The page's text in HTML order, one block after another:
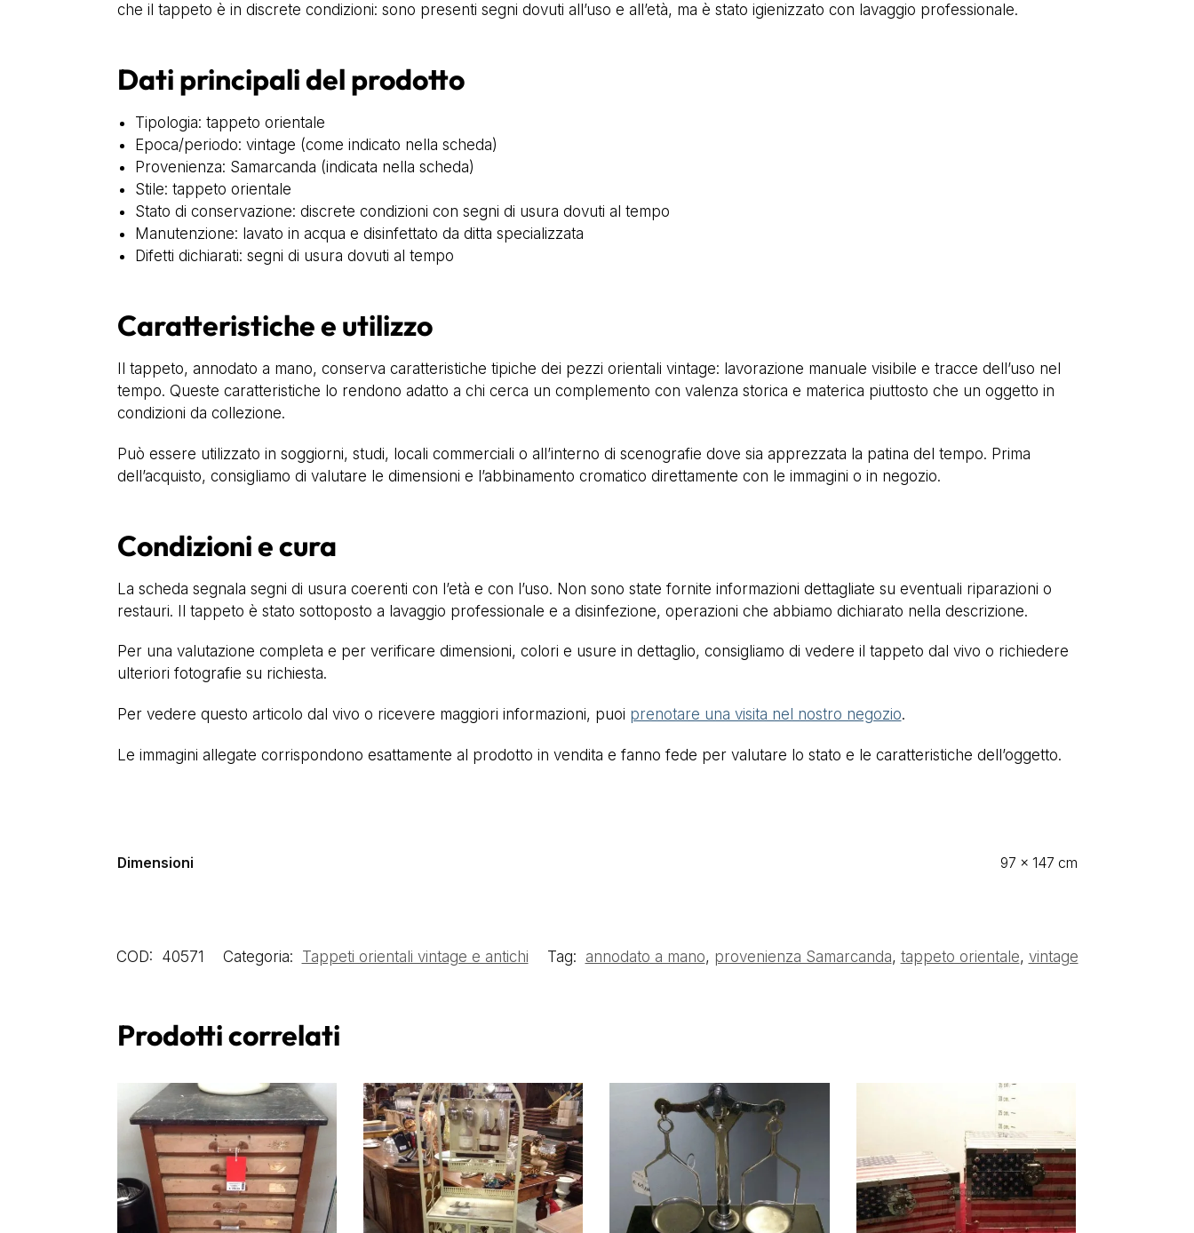
che il tappeto è in discrete condizioni: sono presenti segni dovuti all’uso e all’età, ma è stato igienizzato con lavaggio professionale.
Dati principali del prodotto
Tipologia: tappeto orientale
Epoca/periodo: vintage (come indicato nella scheda)
Provenienza: Samarcanda (indicata nella scheda)
Stile: tappeto orientale
Stato di conservazione: discrete condizioni con segni di usura dovuti al tempo
Manutenzione: lavato in acqua e disinfettato da ditta specializzata
Difetti dichiarati: segni di usura dovuti al tempo
Caratteristiche e utilizzo
Il tappeto, annodato a mano, conserva caratteristiche tipiche dei pezzi orientali vintage: lavorazione manuale visibile e tracce dell’uso nel
tempo. Queste caratteristiche lo rendono adatto a chi cerca un complemento con valenza storica e materica piuttosto che un oggetto in
condizioni da collezione.
Può essere utilizzato in soggiorni, studi, locali commerciali o all’interno di scenografie dove sia apprezzata la patina del tempo. Prima
dell’acquisto, consigliamo di valutare le dimensioni e l’abbinamento cromatico direttamente con le immagini o in negozio.
Condizioni e cura
La scheda segnala segni di usura coerenti con l’età e con l’uso. Non sono state fornite informazioni dettagliate su eventuali riparazioni o
restauri. Il tappeto è stato sottoposto a lavaggio professionale e a disinfezione, operazioni che abbiamo dichiarato nella descrizione.
Per una valutazione completa e per verificare dimensioni, colori e usure in dettaglio, consigliamo di vedere il tappeto dal vivo o richiedere
ulteriori fotografie su richiesta.
Per vedere questo articolo dal vivo o ricevere maggiori informazioni, puoi prenotare una visita nel nostro negozio.
Le immagini allegate corrispondono esattamente al prodotto in vendita e fanno fede per valutare lo stato e le caratteristiche dell’oggetto.
Dimensioni 97 × 147 cm
COD: 40571 Categoria: Tappeti orientali vintage e antichi Tag: annodato a mano, provenienza Samarcanda, tappeto orientale, vintage
Prodotti correlati